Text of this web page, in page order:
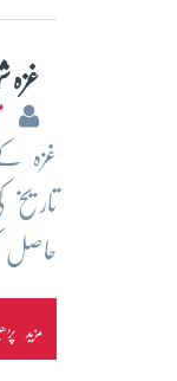
غزہ
غزہ
حاصل
مزید